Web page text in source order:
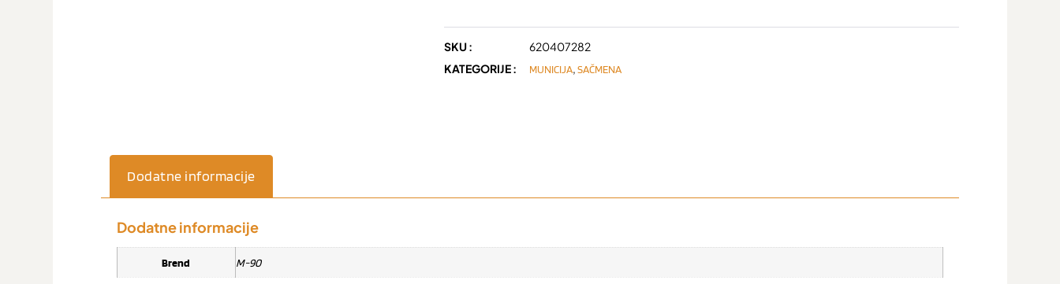
SKU :
620407282
KATEGORIJE :
MUNICIJA,SAČMENA
Dodatne informacije
Dodatne informacije
Brend M-90